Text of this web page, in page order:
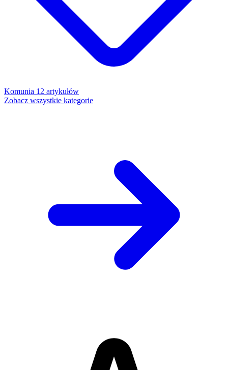
Komunia 12 artykułów
Zobacz wszystkie kategorie